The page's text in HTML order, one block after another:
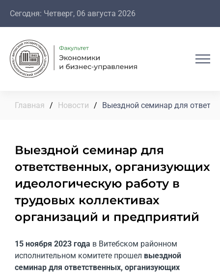
Сегодня: Четверг, 06 августа 2026
Главная / Новости / Выездной семинар для
Выездной семинар для
ответственных, организующих
идеологическую работу в
трудовых коллективах
организаций и предприятий
15 ноября 2023 года в Витебском районном
исполнительном комитете прошел выездной
семинар для ответственных, организующих